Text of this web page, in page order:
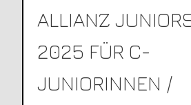
ALLIANZ
2025 FÜR C-
JUNIORINNEN /